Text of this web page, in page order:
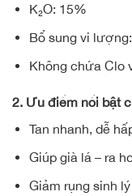
K₂O: 15%
Bổ sung vi
Không chứa Clo
2. Ưu điểm nổi bật
Tan nhanh, dễ
Giúp già lá – ra
Giảm rụng sinh